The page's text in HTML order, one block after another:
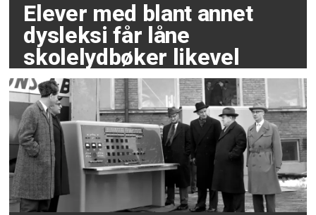
Elever med blant annet
dysleksi får låne
skolelydbøker likevel